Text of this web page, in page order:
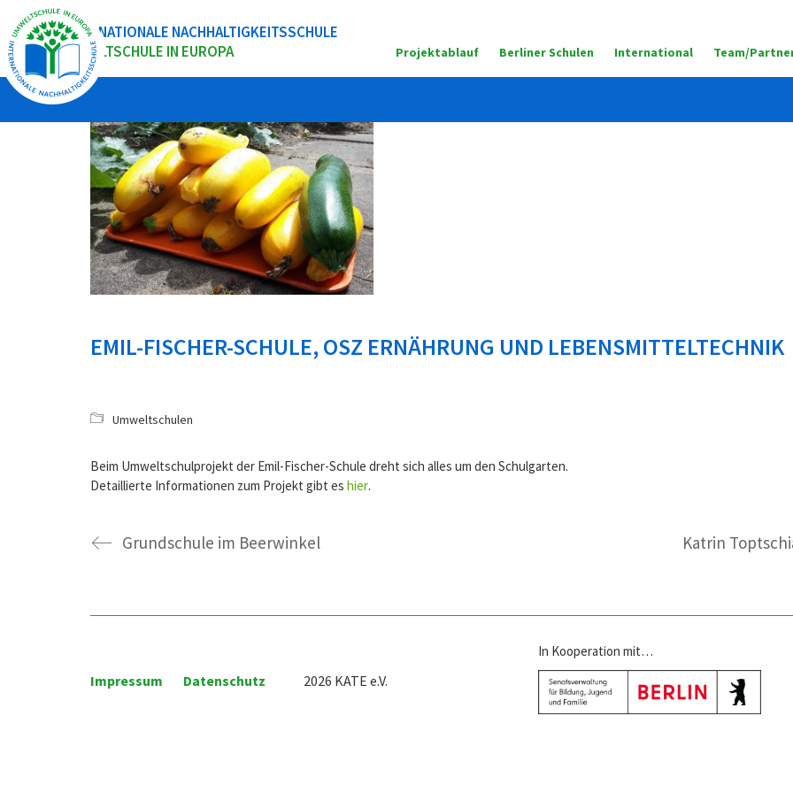
INTERNATIONALE NACHHALTIGKEITSSCHULE
UMWELTSCHULE IN EUROPA
Projektablauf Berliner Schulen International Team/
EMIL-FISCHER-SCHULE, OSZ ERNÄHRUNG UND LEBENSMITTELTECHNIK
Umweltschulen
Beim Umweltschulprojekt der Emil-Fischer-Schule dreht sich alles um den Schulgarten.
Detaillierte Informationen zum Projekt gibt es hier.
Grundschule im Beerwinkel Katrin
In Kooperation mit…
Impressum Datenschutz 2026 KATE e.V.